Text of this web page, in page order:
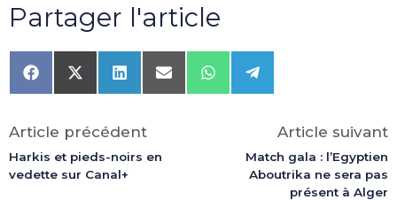
Partager l'article
Share
on
Share
on
(Twitter)
Share
on
Share
on
Share
on
Share
on
Article précédent
Harkis et pieds-noirs en
vedette sur Canal+
Article suivant
Match gala : l’Egyptien
Aboutrika ne sera pas
présent à Alger